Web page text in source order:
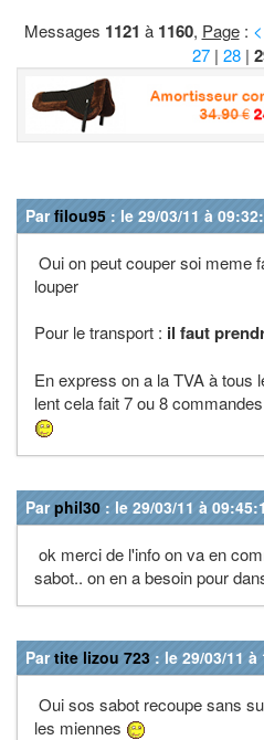
Messages 1121 à 1160, Page:
27 | 28 |
Parfilou95 : le 29/03/11 à
Oui on peut couper soi meme
louper
Pour le transport : il faut
En express on a la TVA à tous
lent cela fait 7 ou 8
Parphil30 : le 29/03/11 à
ok merci de l'info on va en
sabot.. on en a besoin pour
Partite lizou 723 : le 29/03/11 à
Oui sos sabot recoupe sans
les miennes